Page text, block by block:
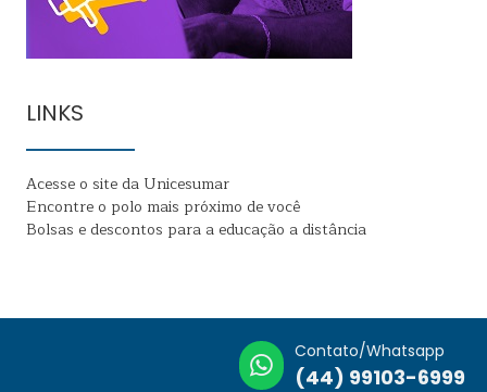
LINKS
Acesse o site da Unicesumar
Encontre o polo mais próximo de você
Bolsas e descontos para a educação a distância
Contato/Whatsapp
(44) 99103-6999